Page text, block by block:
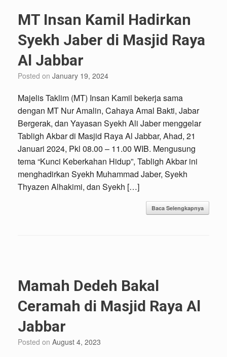
MT Insan Kamil Hadirkan
Syekh Jaber di Masjid Raya
Al Jabbar
Posted on January 19, 2024
Majelis Taklim (MT) Insan Kamil bekerja sama
dengan MT Nur Amalin, Cahaya Amal Bakti, Jabar
Bergerak, dan Yayasan Syekh Ali Jaber menggelar
Tabligh Akbar di Masjid Raya Al Jabbar, Ahad, 21
Januari 2024, Pkl 08.00 – 11.00 WIB. Mengusung
tema “Kunci Keberkahan Hidup”, Tabligh Akbar ini
menghadirkan Syekh Muhammad Jaber, Syekh
Thyazen Alhakimi, dan ⁠Syekh […]
Baca Selengkapnya
Mamah Dedeh Bakal
Ceramah di Masjid Raya Al
Jabbar
Posted on August 4, 2023